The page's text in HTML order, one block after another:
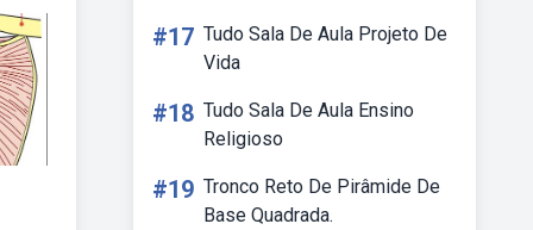
#17 Tudo Sala De Aula Projeto De
Vida
#18 Tudo Sala De Aula Ensino
Religioso
#19 Tronco Reto De Pirâmide De
Base Quadrada.